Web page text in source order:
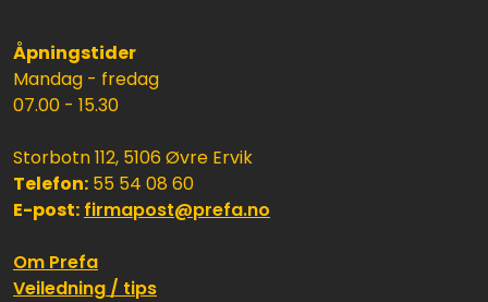
Åpningstider
Mandag - fredag
07.00 - 15.30
Storbotn 112, 5106 Øvre Ervik
Telefon: 55 54 08 60
E-post: firmapost@prefa.no
Om Prefa
Veiledning / tips